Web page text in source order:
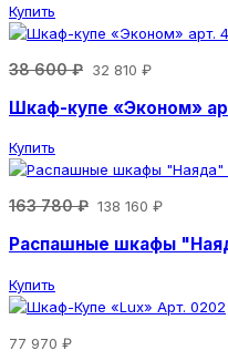
Купить
38 600 ₽ 32 810 ₽
Шкаф-купе «Эконом»
Купить
163 780 ₽ 138 160 ₽
Распашные шкафы
Купить
77 970 ₽